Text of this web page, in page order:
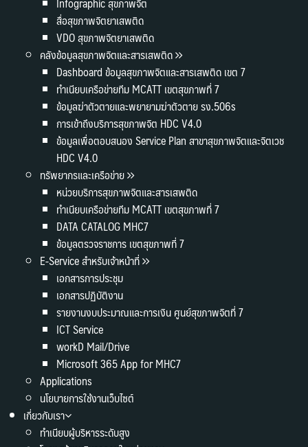
สื่อสุขภาพจิตยาเสพติด
VDO สุขภาพจิตยาเสพติด
คลังข้อมูลสุขภาพจิตและสารเสพติด
Dashboard ข้อมูลสุขภาพจิตและสารเสพติด เขต 7
ทำเนียบเครือข่ายทีม MCATT เขตสุขภาพที่ 7
ข้อมูลฆ่าตัวตายและพยายามฆ่าตัวตาย รง.506s
การเข้าถึงบริการสุขภาพจิต HDC V4.0
ข้อมูลเพื่อตอบสนอง Service Plan สาขาสุขภาพจิตและจิตเวช
HDC V4.0
ทรัพยากรและเครือข่าย
หน่วยบริการสุขภาพจิตและสารเสพติด
ทำเนียบเครือข่ายทีม MCATT เขตสุขภาพที่ 7
DATA CATALOG MHC7
ข้อมูลตรวจราชการ เขตสุขภาพที่ 7
E-Service สำหรับเจ้าหน้าที่
เอกสารการประชุม
เอกสารปฏิบัติงาน
รายงานงบประมาณและการเงิน ศูนย์สุขภาพจิตที่ 7
ICT Service
workD Mail/Drive
Microsoft 365 App for MHC7
Applications
นโยบายการใช้งานเว็บไซต์
เกี่ยวกับเรา
ทำเนียบผู้บริหารระดับสูง